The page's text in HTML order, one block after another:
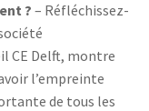
? – Réfléchissez-
CE Delft, montre
l’empreinte
de tous les